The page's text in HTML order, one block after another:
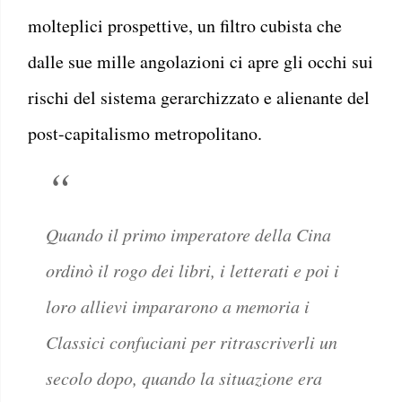
molteplici prospettive, un filtro cubista che
dalle sue mille angolazioni ci apre gli occhi sui
rischi del sistema gerarchizzato e alienante del
post-capitalismo metropolitano.
Quando il primo imperatore della Cina
ordinò il rogo dei libri, i letterati e poi i
loro allievi impararono a memoria i
Classici confuciani per ritrascriverli un
secolo dopo, quando la situazione era